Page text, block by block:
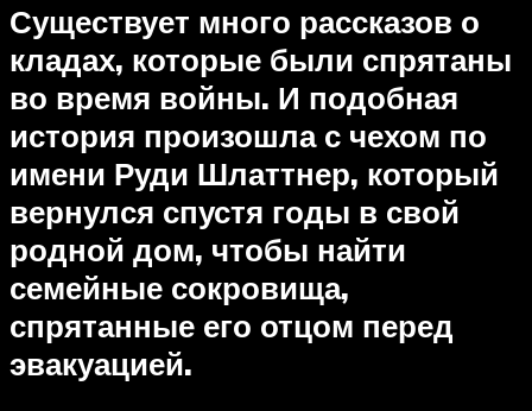
Существует много рассказов о
кладах, которые были спрятаны
во время войны. И подобная
история произошла с чехом по
имени Руди Шлаттнер, который
вернулся спустя годы в свой
родной дом, чтобы найти
семейные сокровища,
спрятанные его отцом перед
эвакуацией.